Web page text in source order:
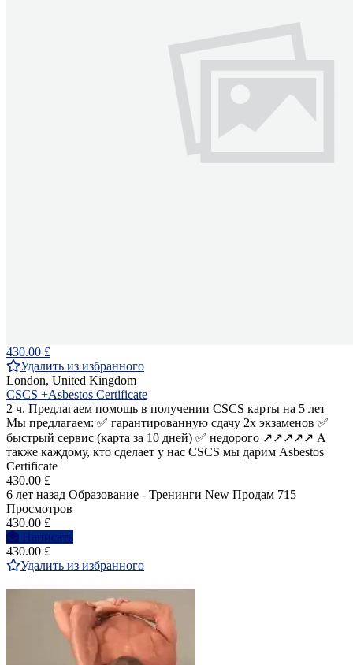
430.00 £
Удалить из избранного
London, United Kingdom
CSCS +Asbestos Certificate
2 ч. Предлагаем помощь в получении CSCS карты на 5 лет
Мы предлагаем: ✅ гарантированную сдачу 2х экзаменов ✅
быстрый сервис (карта за 10 дней) ✅ недорого ↗️↗️↗️↗️↗️ А
также каждому, кто сделает у нас CSCS мы дарим Asbestos
Certificate
430.00 £
6 лет назад Образование - Тренинги New Продам 715
Просмотров
430.00 £
Написать
430.00 £
Удалить из избранного